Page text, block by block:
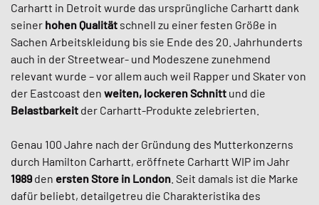
Carhartt in Detroit wurde das ursprüngliche Carhartt dank
seiner hohen Qualität schnell zu einer festen Größe in
Sachen Arbeitskleidung bis sie Ende des 20. Jahrhunderts
auch in der Streetwear- und Modeszene zunehmend
relevant wurde – vor allem auch weil Rapper und Skater von
der Eastcoast den weiten, lockeren Schnitt und die
Belastbarkeit der Carhartt-Produkte zelebrierten.
Genau 100 Jahre nach der Gründung des Mutterkonzerns
durch Hamilton Carhartt, eröffnete Carhartt WIP im Jahr
1989den ersten Store in London . Seit damals ist die Marke
dafür beliebt, detailgetreu die Charakteristika des